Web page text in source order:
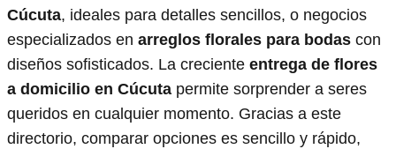
Cúcuta, ideales para detalles sencillos, o negocios
especializados en arreglos florales para bodas con
diseños sofisticados. La creciente entrega de flores
a domicilio en Cúcuta permite sorprender a seres
queridos en cualquier momento. Gracias a este
directorio, comparar opciones es sencillo y rápido,